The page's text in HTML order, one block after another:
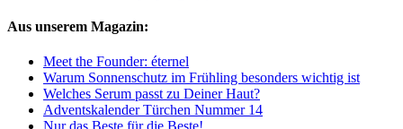
Aus unserem Magazin:
Meet the Founder: éternel
Warum Sonnenschutz im Frühling besonders wichtig ist
Welches Serum passt zu Deiner Haut?
Adventskalender Türchen Nummer 14
Nur das Beste für die Beste!